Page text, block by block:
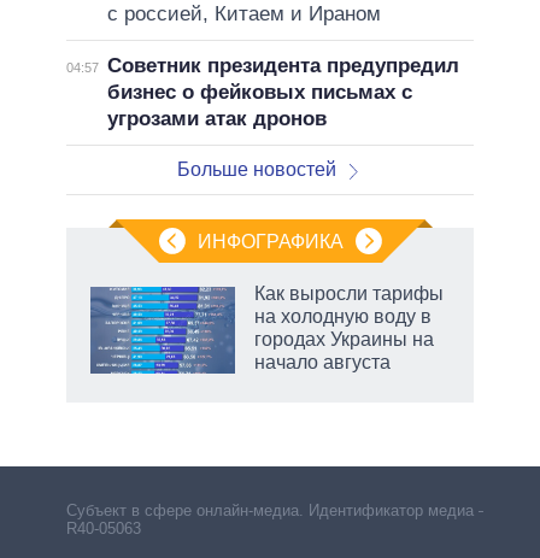
с россией, Китаем и Ираном
04:57 Советник президента предупредил
бизнес о фейковых письмах с
угрозами атак дронов
Больше новостей
ИНФОГРАФИКА
Как выросли тарифы
на холодную воду в
городах Украины на
начало августа
Субъект в сфере онлайн-медиа. Идентификатор медиа –
R40-05063